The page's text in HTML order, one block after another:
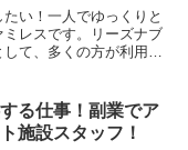
い！一人でゆっくりと
レスです。リーズナブ
て、多くの方が利用し
る仕事！副業でア
施設スタッフ！